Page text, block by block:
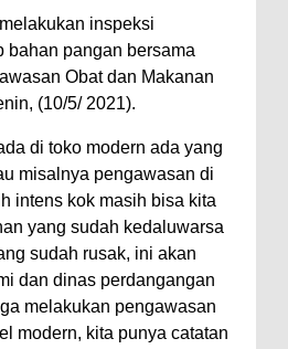
inspeksi
bahan pangan bersama
Obat dan Makanan
(10/5/ 2021).
di toko modern ada yang
misalnya pengawasan di
intens kok masih bisa kita
yang sudah kedaluwarsa
sudah rusak, ini akan
dan dinas perdangangan
melakukan pengawasan
modern, kita punya catatan